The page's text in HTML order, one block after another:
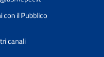
con il Pubblico
canali